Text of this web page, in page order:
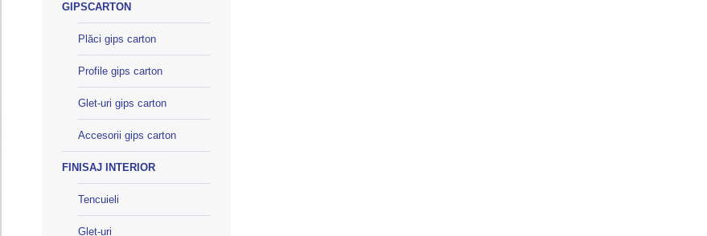
GIPSCARTON
Plăci gips carton
Profile gips carton
Glet-uri gips carton
Accesorii gips carton
FINISAJ INTERIOR
Tencuieli
Glet-uri